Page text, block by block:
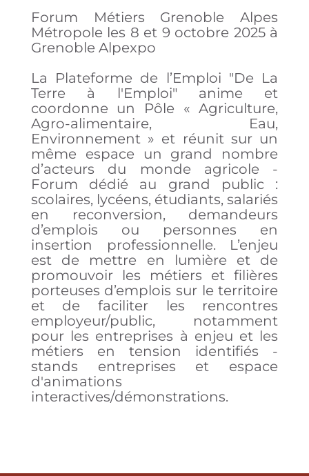
Forum Métiers Grenoble Alpes
Métropole les 8 et 9 octobre 2025 à
Grenoble Alpexpo
La Plateforme de l’Emploi "De La
Terre à l'Emploi" anime et
coordonne un Pôle « Agriculture,
Agro-alimentaire, Eau,
Environnement » et réunit sur un
même espace un grand nombre
d’acteurs du monde agricole -
Forum dédié au grand public :
scolaires, lycéens, étudiants, salariés
en reconversion, demandeurs
d’emplois ou personnes en
insertion professionnelle. L’enjeu
est de mettre en lumière et de
promouvoir les métiers et filières
porteuses d’emplois sur le territoire
et de faciliter les rencontres
employeur/public, notamment
pour les entreprises à enjeu et les
métiers en tension identifiés -
stands entreprises et espace
d'animations
interactives/démonstrations.